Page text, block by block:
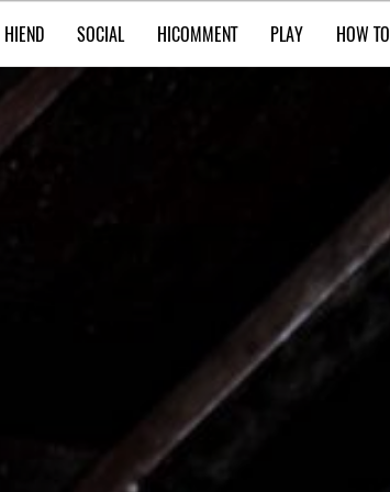
HIEND SOCIAL HICOMMENT PLAY HOW TO